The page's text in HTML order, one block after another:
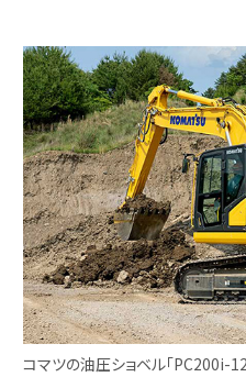
コマツの油圧ショベル「PC200i-12